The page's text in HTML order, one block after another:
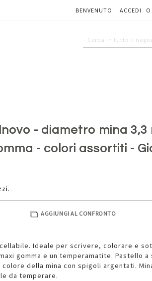
BENVENUTO ACCEDI
- diametro mina 3,3
- colori assortiti -
AGGIUNGI AL CONFRONTO
Ideale per scrivere, colorare e
gomma e un temperamatite. Pastello a
della mina con spigoli argentati.
da temperare.